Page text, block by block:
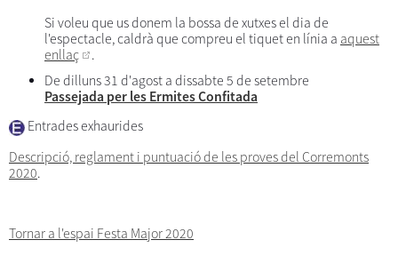
Si voleu que us donem la bossa de xutxes el dia de
l'espectacle, caldrà que compreu el tiquet en línia a aquest
enllaç
.
De dilluns 31 d'agost a dissabte 5 de setembre
Passejada per les Ermites Confitada
Entrades exhaurides
Descripció, reglament i puntuació de les proves del Corremonts
2020.
Tornar a l'espai Festa Major 2020